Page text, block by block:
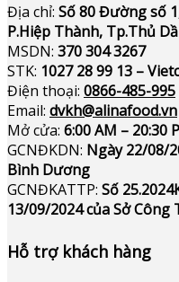
Địa chỉ: Số 80 Đường số
P.Hiệp Thành, Tp.Thủ
MSDN: 370 304 3267
STK: 1027 28 99 13 –
Điện thoại: 0866-485-995
Email: dvkh@alinafood.vn
Mở cửa: 6:00 AM – 20:30
GCNĐKDN: Ngày 22/08/
Bình Dương
GCNĐKATTP: Số
13/09/2024 của Sở
Hỗ trợ khách hàng